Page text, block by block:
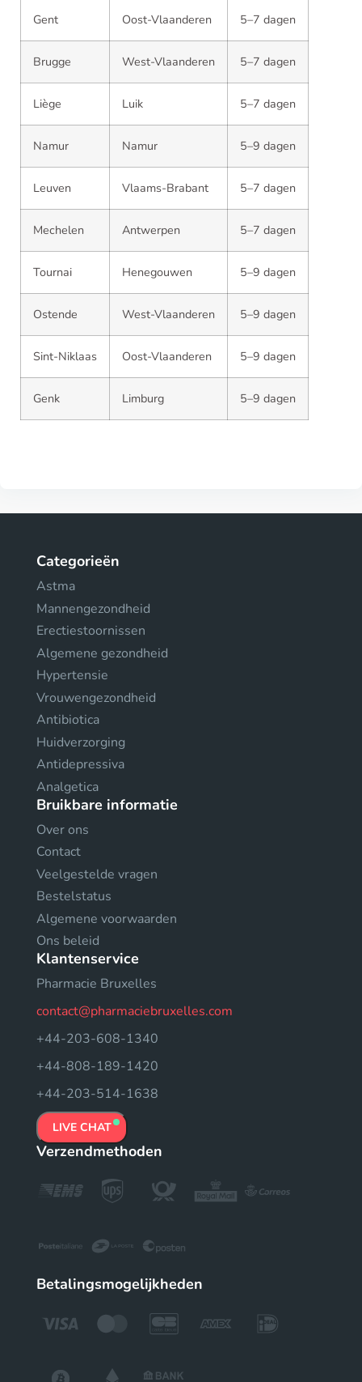
Gent Oost-Vlaanderen 5–7 dagen
Brugge West-Vlaanderen 5–7 dagen
Liège Luik 5–7 dagen
Namur Namur 5–9 dagen
Leuven Vlaams-Brabant 5–7 dagen
Mechelen Antwerpen 5–7 dagen
Tournai Henegouwen 5–9 dagen
Ostende West-Vlaanderen 5–9 dagen
Sint-Niklaas Oost-Vlaanderen 5–9 dagen
Genk Limburg 5–9 dagen
Categorieën
Astma
Mannengezondheid
Erectiestoornissen
Algemene gezondheid
Hypertensie
Vrouwengezondheid
Antibiotica
Huidverzorging
Antidepressiva
Analgetica
Bruikbare informatie
Over ons
Contact
Veelgestelde vragen
Bestelstatus
Algemene voorwaarden
Ons beleid
Klantenservice
Pharmacie Bruxelles
contact@pharmaciebruxelles.com
+44-203-608-1340
+44-808-189-1420
+44-203-514-1638
LIVE CHAT
Verzendmethoden
Betalingsmogelijkheden